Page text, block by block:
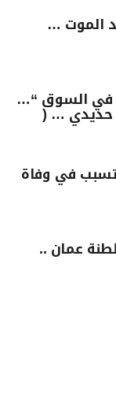
الموت …
في السوق “…
… (
في وفاة
عمان ..